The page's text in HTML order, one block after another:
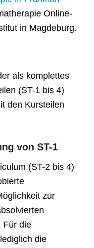
Online-
in Magdeburg.
als komplettes
(ST-1 bis 4)
den Kursteilen
von ST-1
(ST-2 bis 4)
zur
Für die
die